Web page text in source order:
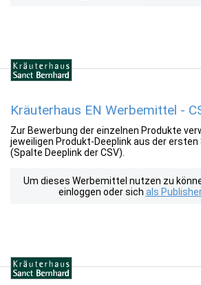
Kräuterhaus EN Werbemittel -
Zur Bewerbung der einzelnen Produkte
jeweiligen Produkt-Deeplink aus der ersten
(Spalte Deeplink der CSV).
Um dieses Werbemittel nutzen zu
einloggen oder sich als